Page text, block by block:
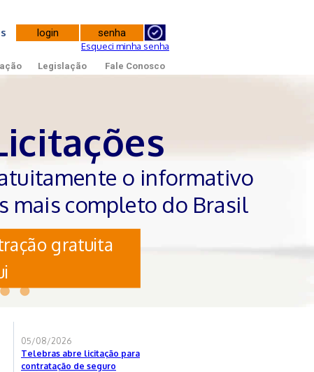
Esqueci minha senha
Legislação Fale Conosco
o informativo
mais completo do Brasil
gratuita
05/08/2026
Telebras abre licitação para
contratação de seguro